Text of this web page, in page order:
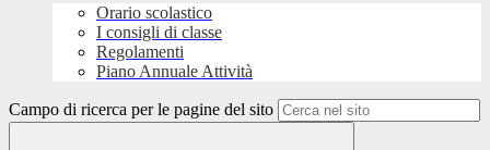
Orario scolastico
I consigli di classe
Regolamenti
Piano Annuale Attività
Campo di ricerca per le pagine del sito